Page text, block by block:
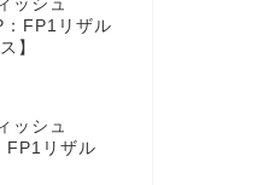
ッシュ
FP1リザル
】
ッシュ
FP1リザル